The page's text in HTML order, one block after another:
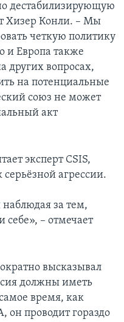
дестабилизирующую
Хизер Конли. – Мы
четкую политику
и Европа также
других вопросах,
на потенциальные
союз не может
акт
эксперт CSIS,
серьёзной агрессии.
за тем,
– отмечает
высказывал
должны иметь
время, как
он проводит гораздо